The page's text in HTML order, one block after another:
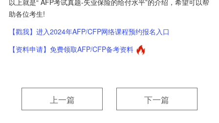
助各位考生!
【戳我】进入2024年AFP/CFP网络课程预约报名入口
【资料申请】免费领取AFP/CFP备考资料
上一篇 下一篇